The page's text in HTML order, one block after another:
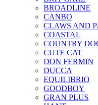
BROADLINE
CANBO
CLAWS AND
COASTAL
COUNTRY
CUTE CAT
DON FERMIN
DUCCA
EQUILIBRIO
GOODBOY
GRAN PLUS